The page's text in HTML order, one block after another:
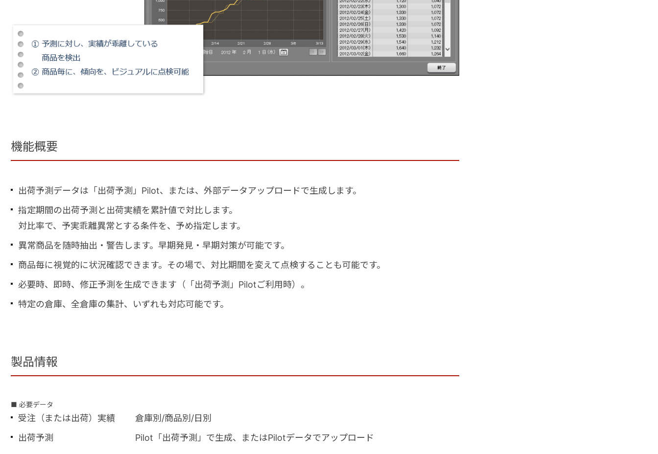
機能概要
出荷予測データは「出荷予測」Pilot、または、外部データアップロードで生成します。
指定期間の出荷予測と出荷実績を累計値で対比します。
対比率で、予実乖離異常とする条件を、予め指定します。
異常商品を随時抽出・警告します。早期発見・早期対策が可能です。
商品毎に視覚的に状況確認できます。その場で、対比期間を変えて点検することも可能です。
必要時、即時、修正予測を生成できます（「出荷予測」Pilotご利用時）。
特定の倉庫、全倉庫の集計、いずれも対応可能です。
製品情報
■ 必要データ
受注（または出荷）実績 倉庫別/商品別/日別
出荷予測 Pilot「出荷予測」で生成、またはPilotデータでアップロード